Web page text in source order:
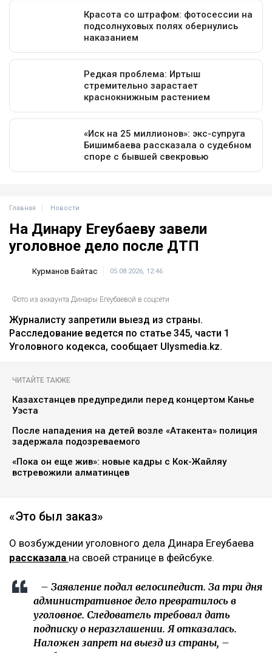
Главная Новости
На Динару Егеубаеву завели
уголовное дело после ДТП
Курманов Байтас 05.08.2026, 12:46
Фото из аккаунта Динары Егеубаевой в соцсети
Журналисту запретили выезд из страны.
Расследование ведется по статье 345, части 1
Уголовного кодекса, сообщает Ulysmedia.kz.
ЧИТАЙТЕ ТАКЖЕ
Казахстанцев предупредили перед концертом Канье
Уэста
После нападения на детей возле «Атакента» полиция
задержала подозреваемого
«Пока он еще жив»: новые кадры с Кок-Жайляу
встревожили алматинцев
«Это был заказ»
О возбуждении уголовного дела Динара Егеубаева
рассказала на своей странице в фейсбуке.
– Заявление подал велосипедист. За три дня
административное дело превратилось в
уголовное. Следователь требовал дать
подписку о неразглашении. Я отказалась.
Наложен запрет на выезд из страны, –